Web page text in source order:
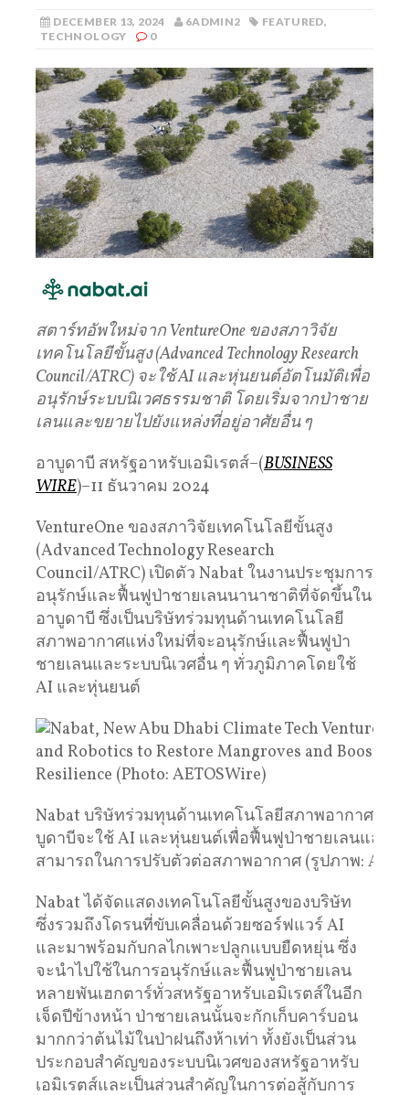
DECEMBER 13, 2024 6ADMIN2 FEATURED,
TECHNOLOGY
0
สตาร์ทอัพใหม่จาก VentureOne ของสภาวิจัย
เทคโนโลยีขั้นสูง (Advanced Technology Research
Council/ATRC) จะใช้ AI และหุ่นยนต์อัตโนมัติเพื่อ
อนุรักษ์ระบบนิเวศธรรมชาติ โดยเริ่มจากป่าชาย
เลนและขยายไปยังแหล่งที่อยู่อาศัยอื่น ๆ
อาบูดาบี สหรัฐอาหรับเอมิเรตส์–(BUSINESS
WIRE)–11 ธันวาคม 2024
VentureOne ของสภาวิจัยเทคโนโลยีขั้นสูง
(Advanced Technology Research
Council/ATRC) เปิดตัว Nabat ในงานประชุมการ
อนุรักษ์และฟื้นฟูป่าชายเลนนานาชาติที่จัดขึ้นใน
อาบูดาบี ซึ่งเป็นบริษัทร่วมทุนด้านเทคโนโลยี
สภาพอากาศแห่งใหม่ที่จะอนุรักษ์และฟื้นฟูป่า
ชายเลนและระบบนิเวศอื่น ๆ ทั่วภูมิภาคโดยใช้
AI และหุ่นยนต์
Nabat บริษัทร่วมทุนด้านเทคโนโลยีสภาพอากาศแห่ง
บูดาบีจะใช้ AI และหุ่นยนต์เพื่อฟื้นฟูป่าชายเลนและเ
สามารถในการปรับตัวต่อสภาพอากาศ (รูปภาพ:
Nabat ได้จัดแสดงเทคโนโลยีขั้นสูงของบริษัท
ซึ่งรวมถึงโดรนที่ขับเคลื่อนด้วยซอร์ฟแวร์ AI
และมาพร้อมกับกลไกเพาะปลูกแบบยืดหยุ่น ซึ่ง
จะนำไปใช้ในการอนุรักษ์และฟื้นฟูป่าชายเลน
หลายพันเฮกตาร์ทั่วสหรัฐอาหรับเอมิเรตส์ในอีก
เจ็ดปีข้างหน้า ป่าชายเลนนั้นจะกักเก็บคาร์บอน
มากกว่าต้นไม้ในป่าฝนถึงห้าเท่า ทั้งยังเป็นส่วน
ประกอบสำคัญของระบบนิเวศของสหรัฐอาหรับ
เอมิเรตส์และเป็นส่วนสำคัญในการต่อสู้กับการ